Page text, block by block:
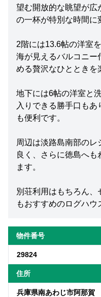
望む開放的な眺望が広
の一杯が特別な時間に
2階には13.6帖の洋室を
海が見えるバルコニー
める贅沢なひとときを
地下には6帖の洋室と
入りできる勝手口も
も便利です。
周辺は淡路島南部のレ
良く、さらに徳島へ
ます。
別荘利用はもちろん、
もおすすめのログハウ
物件番号
29824
住所
兵庫県南あわじ市阿那賀